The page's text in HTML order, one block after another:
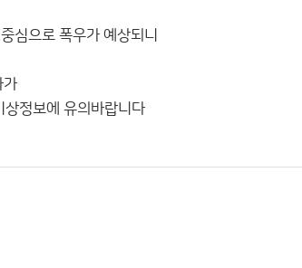
심으로 폭우가 예상되니
가
정보에 유의바랍니다